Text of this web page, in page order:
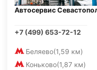
Автосервис
+7 (499) 653-72-12
Беляево(1,59 км)
Коньково(1,87 км)